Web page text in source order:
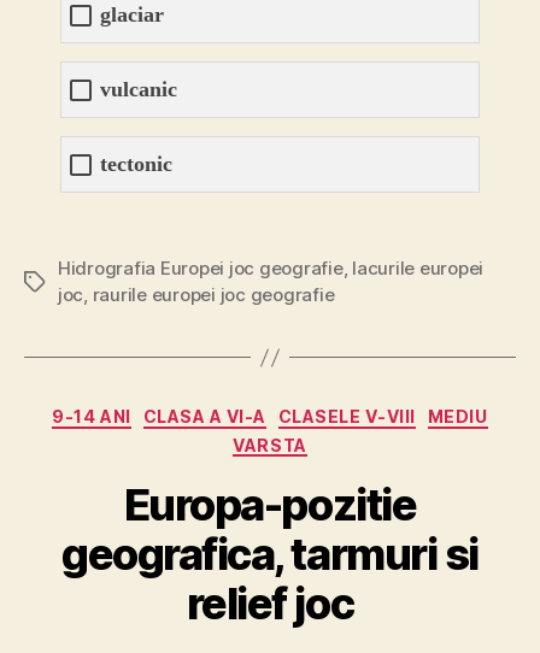
glaciar
vulcanic
tectonic
Etichete
Hidrografia Europei joc geografie, lacurile europei
joc, raurile europei joc geografie
Categorii
9-14 ANI CLASA A VI-A CLASELE V-VIII
MEDIU
VARSTA
Europa-pozitie
geografica, tarmuri si
relief joc